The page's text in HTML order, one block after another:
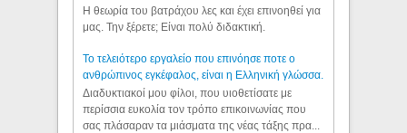
Η θεωρία του βατράχου λες και έχει επινοηθεί για
μας. Την ξέρετε; Είναι πολύ διδακτική.
Το τελειότερο εργαλείο που επινόησε ποτε ο
ανθρώπινος εγκέφαλος, είναι η Ελληνική γλώσσα.
Διαδυκτιακοί μου φίλοι, που υιοθετίσατε με
περίσσια ευκολία τον τρόπο επικοινωνίας που
σας πλάσαραν τα μιάσματα της νέας τάξης πρα...